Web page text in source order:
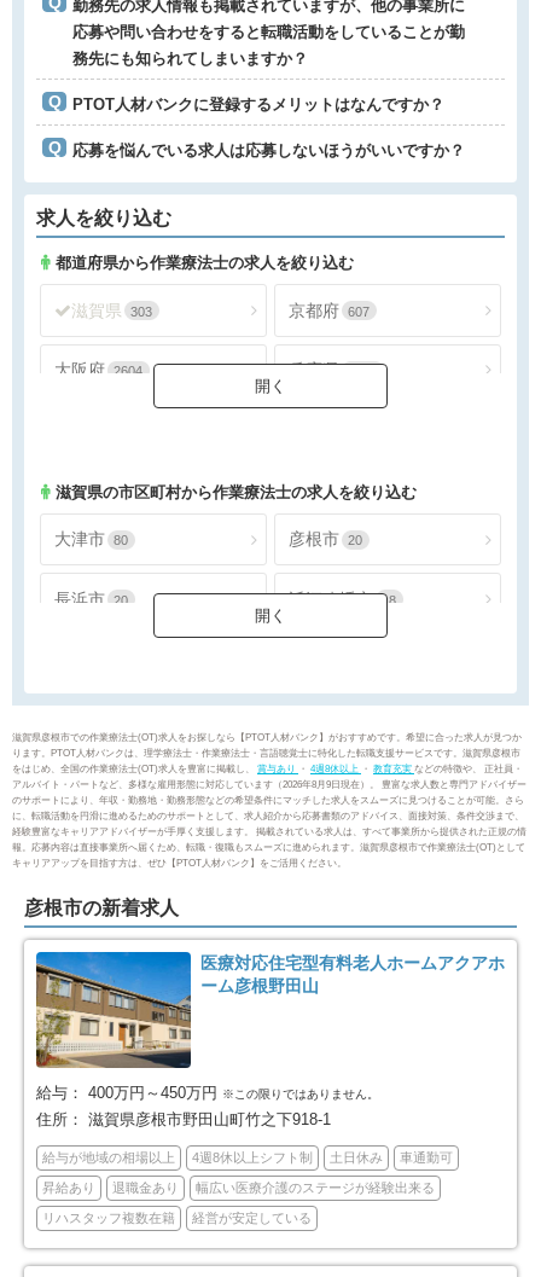
勤務先の求人情報も掲載されていますが、他の事業所に
応募や問い合わせをすると転職活動をしていることが勤
務先にも知られてしまいますか？
PTOT人材バンクに登録するメリットはなんですか？
応募を悩んでいる求人は応募しないほうがいいですか？
求人を絞り込む
都道府県から作業療法士の求人を絞り込む
滋賀県 303 京都府 607
大阪府 2604 兵庫県
滋賀県の市区町村から作業療法士の求人を絞り込む
大津市 80 彦根市 20
長浜市 20 近江八幡市 18
野洲市 10 湖南市 16
高島市 10 東近江市 31
米原市 1
滋賀県彦根市での作業療法士(OT)求人をお探しなら【PTOT人材バンク】がおすすめです。希望に合った求人が見つか
ります。PTOT人材バンクは、理学療法士・作業療法士・言語聴覚士に特化した転職支援サービスです。滋賀県彦根市
をはじめ、全国の作業療法士(OT)求人を豊富に掲載し、 賞与あり ・ 4週8休以上 ・ 教育充実 などの特徴や、 正社員・
アルバイト・パートなど、多様な雇用形態に対応しています（2026年8月9日現在）。 豊富な求人数と専門アドバイザー
のサポートにより、年収・勤務地・勤務形態などの希望条件にマッチした求人をスムーズに見つけることが可能。さら
に、転職活動を円滑に進めるためのサポートとして、求人紹介から応募書類のアドバイス、面接対策、条件交渉まで、
経験豊富なキャリアアドバイザーが手厚く支援します。 掲載されている求人は、すべて事業所から提供された正規の情
報。応募内容は直接事業所へ届くため、転職・復職もスムーズに進められます。滋賀県彦根市で作業療法士(OT)として
キャリアアップを目指す方は、ぜひ【PTOT人材バンク】をご活用ください。
彦根市の新着求人
医療対応住宅型有料老人ホームアクアホ
ーム彦根野田山
給与： 400万円～450万円 ※この限りではありません。
住所： 滋賀県彦根市野田山町竹之下918-1
給与が地域の相場以上 4週8休以上シフト制 土日休み 車通勤可
昇給あり 退職金あり 幅広い医療介護のステージが経験出来る
リハスタッフ複数在籍 経営が安定している